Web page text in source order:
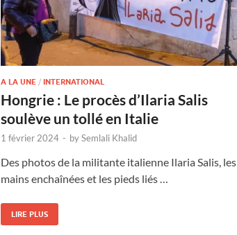
A LA UNE / INTERNATIONAL
Hongrie : Le procès d’Ilaria Salis
soulève un tollé en Italie
1 février 2024 - bySemlali Khalid
Des photos de la militante italienne Ilaria Salis, les
mains enchaînées et les pieds liés …
LIRE PLUS